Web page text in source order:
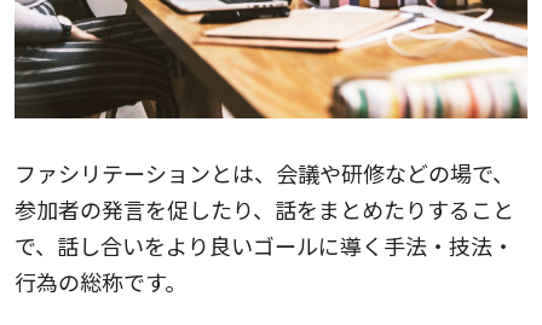
ファシリテーションとは、会議や研修などの場で、
参加者の発言を促したり、話をまとめたりすること
で、話し合いをより良いゴールに導く手法・技法・
行為の総称です。